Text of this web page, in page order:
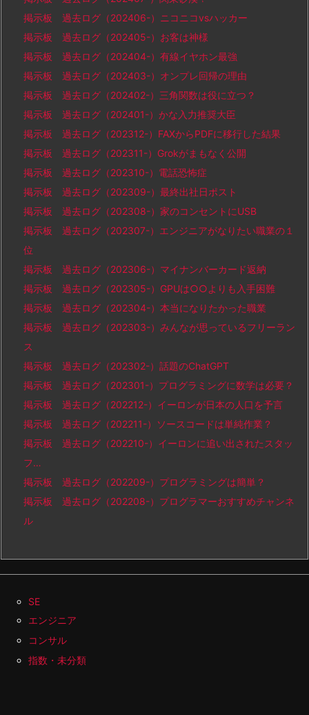
掲示板 過去ログ（202406-）ニコニコvsハッカー
掲示板 過去ログ（202405-）お客は神様
掲示板 過去ログ（202404-）有線イヤホン最強
掲示板 過去ログ（202403-）オンプレ回帰の理由
掲示板 過去ログ（202402-）三角関数は役に立つ？
掲示板 過去ログ（202401-）かな入力推奨大臣
掲示板 過去ログ（202312-）FAXからPDFに移行した結果
掲示板 過去ログ（202311-）Grokがまもなく公開
掲示板 過去ログ（202310-）電話恐怖症
掲示板 過去ログ（202309-）最終出社日ポスト
掲示板 過去ログ（202308-）家のコンセントにUSB
掲示板 過去ログ（202307-）エンジニアがなりたい職業の１
位
掲示板 過去ログ（202306-）マイナンバーカード返納
掲示板 過去ログ（202305-）GPUは○○よりも入手困難
掲示板 過去ログ（202304-）本当になりたかった職業
掲示板 過去ログ（202303-）みんなが思っているフリーラン
ス
掲示板 過去ログ（202302-）話題のChatGPT
掲示板 過去ログ（202301-）プログラミングに数学は必要？
掲示板 過去ログ（202212-）イーロンが日本の人口を予言
掲示板 過去ログ（202211-）ソースコードは単純作業？
掲示板 過去ログ（202210-）イーロンに追い出されたスタッ
フ…
掲示板 過去ログ（202209-）プログラミングは簡単？
掲示板 過去ログ（202208-）プログラマーおすすめチャンネ
ル
SE
エンジニア
コンサル
指数・未分類